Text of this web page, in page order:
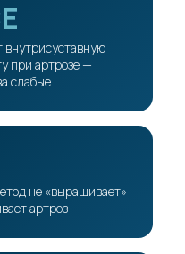
внутрисуставную
при артрозе —
слабые
не «выращивает»
артроз